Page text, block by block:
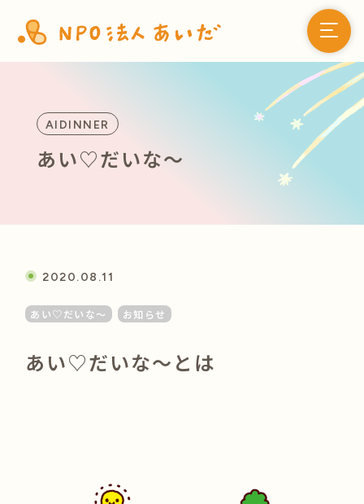
AIDINNER
あい♡だいな〜
2020.08.11
あい♡だいな〜 お知らせ
あい♡だいな〜とは